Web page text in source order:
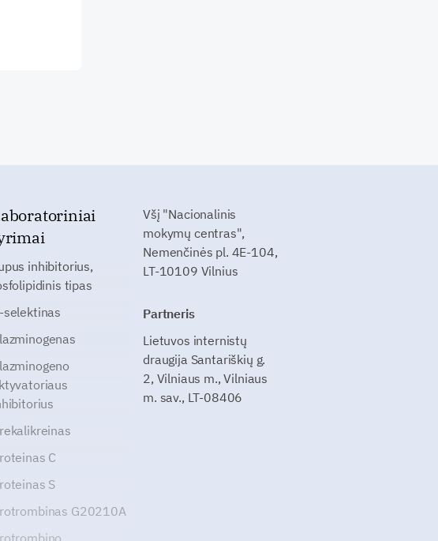
inhibitorius,
tipas
selektinas
C
S
G20210A
Všį "Nacionalinis
mokymų centras",
Nemenčinės pl. 4E-104,
LT-10109 Vilnius
Partneris
Lietuvos internistų
draugija Santariškių g.
2, Vilniaus m., Vilniaus
m. sav., LT-08406